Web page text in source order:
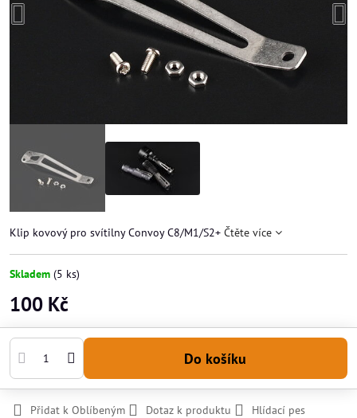
Klip kovový pro svítilny Convoy C8/M1/S2+ Čtěte více
Skladem (5 ks)
100 Kč
Do košíku
Přidat k Oblíbeným Dotaz k produktu
Hlídací pes